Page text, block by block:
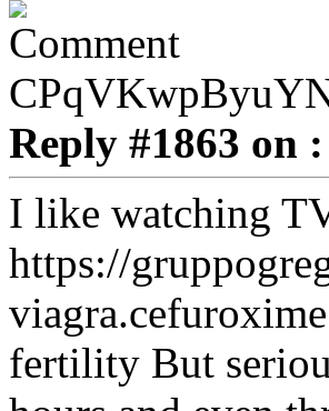
Reply #1863 on :
I like watching
https://
fertility But